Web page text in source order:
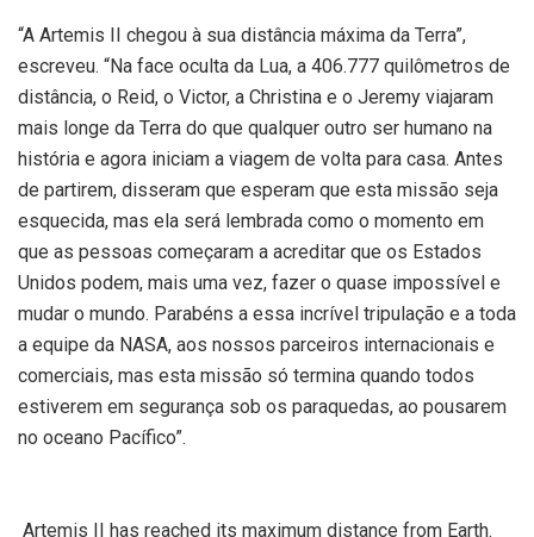
“A Artemis II chegou à sua distância máxima da Terra”,
escreveu. “Na face oculta da Lua, a 406.777 quilômetros de
distância, o Reid, o Victor, a Christina e o Jeremy viajaram
mais longe da Terra do que qualquer outro ser humano na
história e agora iniciam a viagem de volta para casa. Antes
de partirem, disseram que esperam que esta missão seja
esquecida, mas ela será lembrada como o momento em
que as pessoas começaram a acreditar que os Estados
Unidos podem, mais uma vez, fazer o quase impossível e
mudar o mundo. Parabéns a essa incrível tripulação e a toda
a equipe da NASA, aos nossos parceiros internacionais e
comerciais, mas esta missão só termina quando todos
estiverem em segurança sob os paraquedas, ao pousarem
no oceano Pacífico”.
Artemis II has reached its maximum distance from Earth.